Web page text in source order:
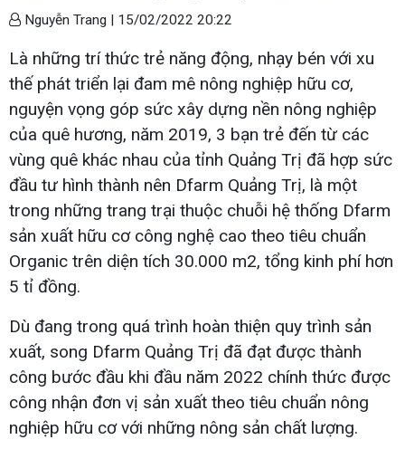
Nguyễn Trang | 15/02/2022 20:22
Là những trí thức trẻ năng động, nhạy bén với xu
thế phát triển lại đam mê nông nghiệp hữu cơ,
nguyện vọng góp sức xây dựng nền nông nghiệp
của quê hương, năm 2019, 3 bạn trẻ đến từ các
vùng quê khác nhau của tỉnh Quảng Trị đã hợp sức
đầu tư hình thành nên Dfarm Quảng Trị, là một
trong những trang trại thuộc chuỗi hệ thống Dfarm
sản xuất hữu cơ công nghệ cao theo tiêu chuẩn
Organic trên diện tích 30.000 m2, tổng kinh phí hơn
5 tỉ đồng.
Dù đang trong quá trình hoàn thiện quy trình sản
xuất, song Dfarm Quảng Trị đã đạt được thành
công bước đầu khi đầu năm 2022 chính thức được
công nhận đơn vị sản xuất theo tiêu chuẩn nông
nghiệp hữu cơ với những nông sản chất lượng.